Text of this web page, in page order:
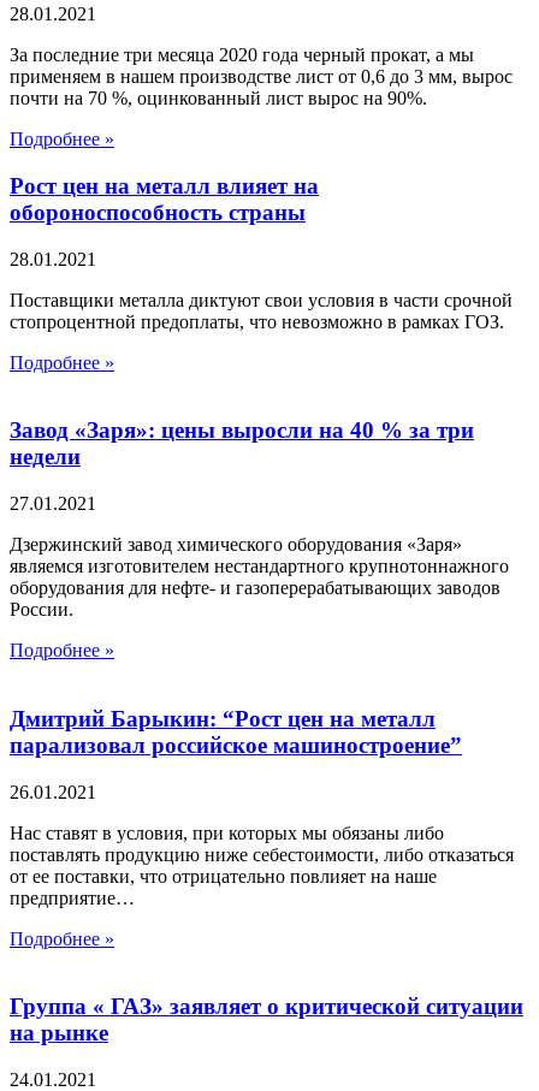
28.01.2021
За последние три месяца 2020 года черный прокат, а мы
применяем в нашем производстве лист от 0,6 до 3 мм, вырос
почти на 70 %, оцинкованный лист вырос на 90%.
Подробнее »
Рост цен на металл влияет на
обороноспособность страны
28.01.2021
Поставщики металла диктуют свои условия в части срочной
стопроцентной предоплаты, что невозможно в рамках ГОЗ.
Подробнее »
Завод «Заря»: цены выросли на 40 % за три
недели
27.01.2021
Дзержинский завод химического оборудования «Заря»
являемся изготовителем нестандартного крупнотоннажного
оборудования для нефте- и газоперерабатывающих заводов
России.
Подробнее »
Дмитрий Барыкин: “Рост цен на металл
парализовал российское машиностроение”
26.01.2021
Нас ставят в условия, при которых мы обязаны либо
поставлять продукцию ниже себестоимости, либо отказаться
от ее поставки, что отрицательно повлияет на наше
предприятие…
Подробнее »
Группа « ГАЗ» заявляет о критической ситуации
на рынке
24.01.2021